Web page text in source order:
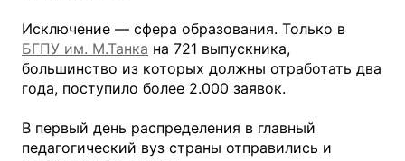
Исключение — сфера образования. Только в
БГПУ им. М.Танка на 721 выпускника,
большинство из которых должны отработать два
года, поступило более 2.000 заявок.
В первый день распределения в главный
педагогический вуз страны отправились и